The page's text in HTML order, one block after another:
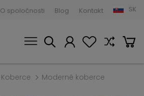
O spoločnosti Blog Kontakt SK
Koberce Moderné koberce